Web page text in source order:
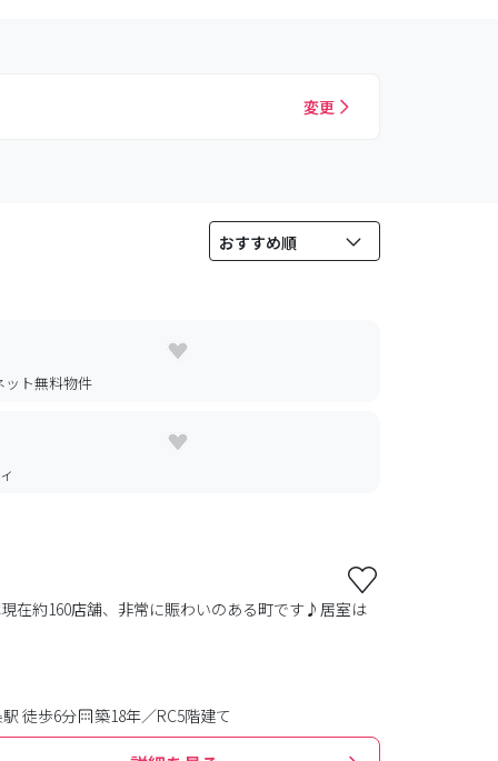
変更
ト無料物件
在約160店舗、非常に賑わいのある町です♪居室は
徒歩6分 築18年／RC5階建て